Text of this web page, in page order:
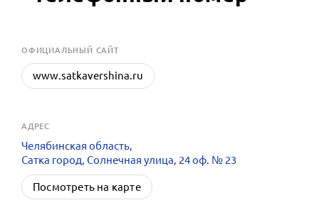
OФИЦИАЛЬНЫЙ САЙТ
www.satkavershina.ru
АДРЕС
Челябинская область,
Сатка город, Солнечная улица, 24 оф. № 23
Посмотреть на карте